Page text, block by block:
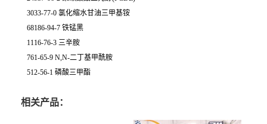
3033-77-0 氯化缩水甘油三甲基铵
68186-94-7 铁锰黑
1116-76-3 三辛胺
761-65-9 N,N-二丁基甲酰胺
512-56-1 磷酸三甲酯
相关产品：